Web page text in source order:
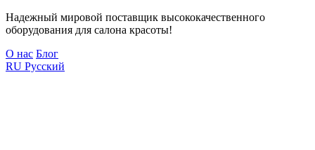
Надежный мировой поставщик высококачественного
оборудования для салона красоты!
О нас Блог
RU Русский